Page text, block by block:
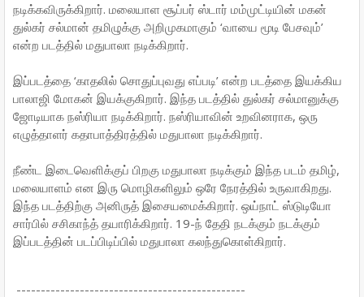
நடிக்கவிருக்கிறார். மலையாள சூப்பர் ஸ்டார் மம்முட்டியின் மகன்
துல்கர் சல்மான் தமிழுக்கு அறிமுகமாகும் ‘வாயை மூடி பேசவும்’
என்ற படத்தில் மதுபாலா நடிக்கிறார்.
இப்படத்தை ‘காதலில் சொதுப்புவது எப்படி’ என்ற படத்தை இயக்கிய
பாலாஜி மோகன் இயக்குகிறார். இந்த படத்தில் துல்கர் சல்மானுக்கு
ஜோடியாக நஸ்ரியா நடிக்கிறார். நஸ்ரியாவின் உறவினராக, ஒரு
எழுத்தாளர் கதாபாத்திரத்தில் மதுபாலா நடிக்கிறார்.
நீண்ட இடைவெளிக்குப் பிறகு மதுபாலா நடிக்கும் இந்த படம் தமிழ்,
மலையாளம் என இரு மொழிகளிலும் ஒரே நேரத்தில் உருவாகிறது.
இந்த படத்திற்கு அனிருத் இசையமைக்கிறார். ஒய்நாட் ஸ்டுடியோ
சார்பில் சசிகாந்த் தயாரிக்கிறார். 19-ந் தேதி நடக்கும் நடக்கும்
இப்படத்தின் படப்பிடிப்பில் மதுபாலா கலந்துகொள்கிறார்.
-----------------------------------------------